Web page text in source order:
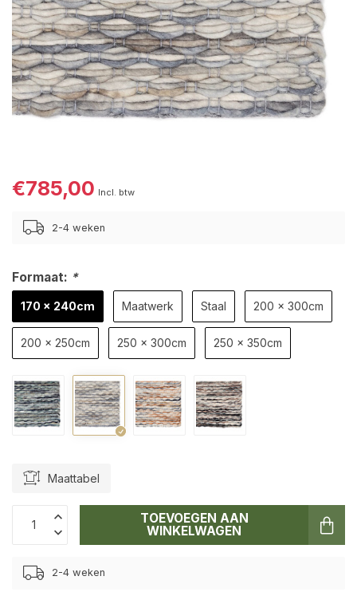
€785,00 Incl. btw
2-4 weken
Formaat: *
170 x 240cm Maatwerk Staal 200 x 300cm
200 x 250cm 250 x 300cm 250 x 350cm
Maattabel
TOEVOEGEN AAN
WINKELWAGEN
2-4 weken